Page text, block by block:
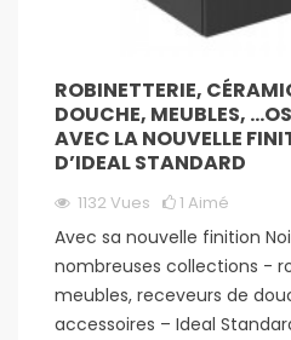
ROBINETTERIE,
DOUCHE, MEUBLES,
AVEC LA NOUVELLE
D’IDEAL STANDARD
1132 Vues 1 Aimé
Avec sa nouvelle finition
nombreuses collections -
meubles, receveurs de
accessoires – Ideal